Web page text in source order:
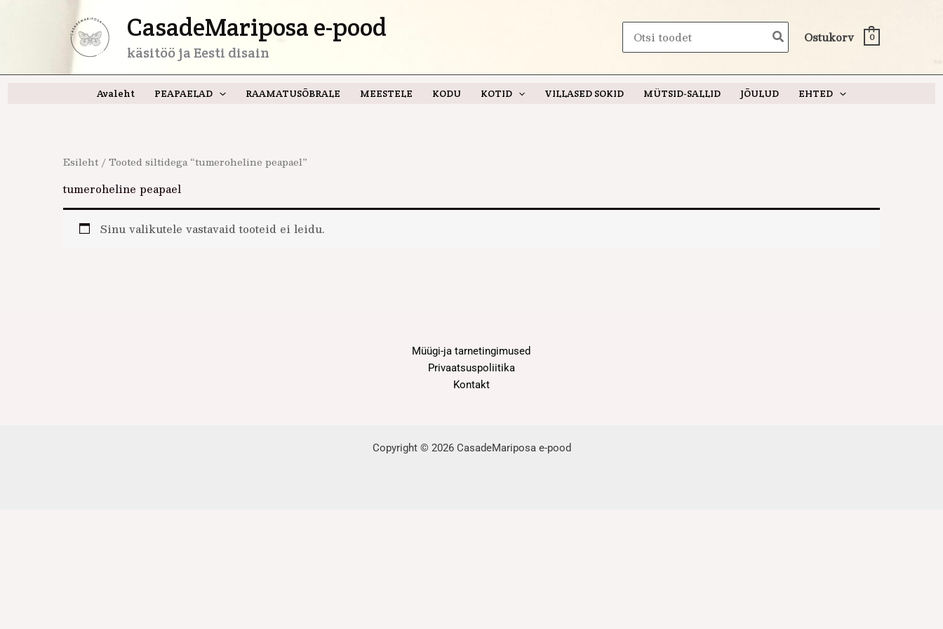
CasadeMariposa e-pood
käsitöö ja Eesti disain
Search
for:
Ostukorv 0
Avaleht PEAPAELAD RAAMATUSÕBRALE MEESTELE KODU KOTID VILLASED SOKID MÜTSID-SALLID JÕULUD EHTED
Esileht / Tooted siltidega “tumeroheline peapael”
tumeroheline peapael
Sinu valikutele vastavaid tooteid ei leidu.
Müügi-ja tarnetingimused
Privaatsuspoliitika
Kontakt
Copyright © 2026 CasadeMariposa e-pood